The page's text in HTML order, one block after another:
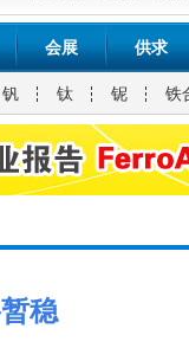
会展 供求
钒 钛 铌 铁
稳